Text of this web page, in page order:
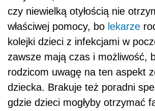
czy niewielką otyłością nie
właściwej pomocy, bo lekarze
kolejki dzieci z infekcjami w
zawsze mają czas i możliwość,
rodzicom uwagę na ten aspekt
dziecka. Brakuje też poradni
gdzie dzieci mogłyby otrzymać